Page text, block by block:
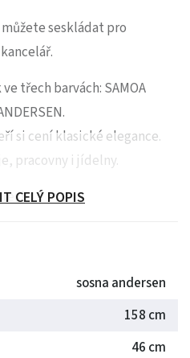
seskládat pro
třech barvách: SAMOA
si cení klasické elegance.
pracovny i jídelny.
CELÝ POPIS
sosna andersen
158 cm
46 cm